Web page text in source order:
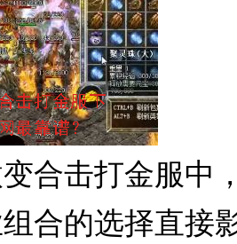
合击打金服中
合的选择直接